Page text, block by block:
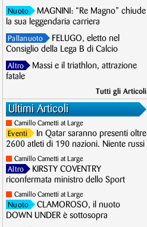
Nuoto
MAGNINI: “Re Magno” chiude
la sua leggendaria carriera
Pallanuoto
FELUGO, eletto nel
Consiglio della Lega B di Calcio
Altro
Massi e il triathlon, attrazione
fatale
Tutti gli Articoli
Ultimi Articoli
Camillo Cametti at Large
Eventi
In Qatar saranno presenti oltre
2600 atleti di 190 nazioni. Niente russi
Camillo Cametti at Large
Altro
KIRSTY COVENTRY
riconfermata ministro dello Sport
Camillo Cametti at Large
Nuoto
CLAMOROSO, il nuoto
DOWN UNDER è sottosopra